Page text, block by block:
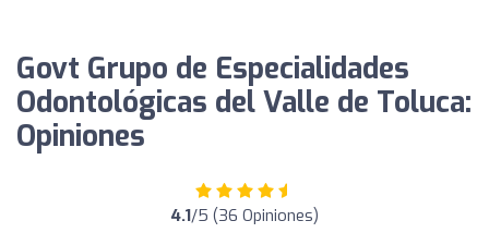
Govt Grupo de Especialidades
Odontológicas del Valle de Toluca:
Opiniones
4.1/5 (36 Opiniones)